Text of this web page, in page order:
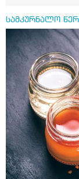
ეფექტურობის
როგორ მივიღო
შემდეგ?
წავიკითხე
წყალს, ის
წავიკითხე
შეიცავო
გააჩენსო
მოვამზადო
მაინტერესებს
ერთი სუფრის
ჩავყარო ცოტა
ავადუღო,
საღამოს
არის ანთების
სამკურნალო